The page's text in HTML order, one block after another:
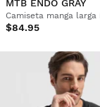
MTB ENDO GRAY
$84.95